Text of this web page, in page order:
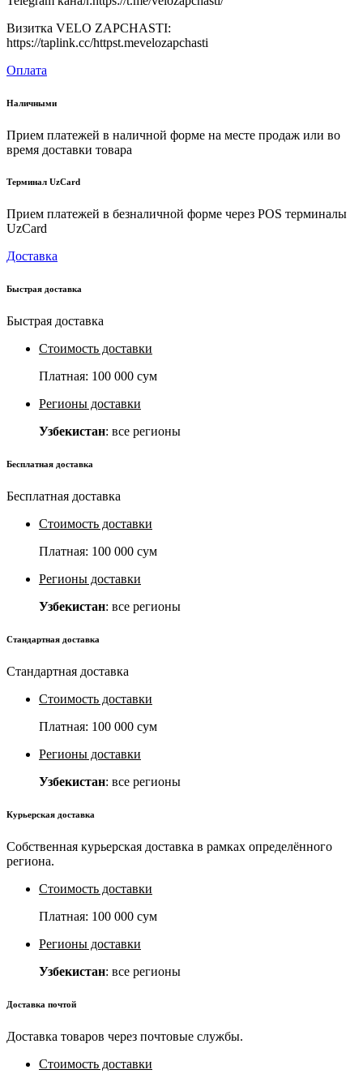
Визитка VELO ZAPCHASTI:
https://taplink.cc/httpst.mevelozapchasti
Оплата
Наличными
Прием платежей в наличной форме на месте продаж или во
время доставки товара
Терминал UzCard
Прием платежей в безналичной форме через POS терминалы
UzCard
Доставка
Быстрая доставка
Быстрая доставка
Стоимость доставки
Платная: 100 000 сум
Регионы доставки
Узбекистан: все регионы
Бесплатная доставка
Бесплатная доставка
Стоимость доставки
Платная: 100 000 сум
Регионы доставки
Узбекистан: все регионы
Стандартная доставка
Стандартная доставка
Стоимость доставки
Платная: 100 000 сум
Регионы доставки
Узбекистан: все регионы
Курьерская доставка
Собственная курьерская доставка в рамках определённого
региона.
Стоимость доставки
Платная: 100 000 сум
Регионы доставки
Узбекистан: все регионы
Доставка почтой
Доставка товаров через почтовые службы.
Стоимость доставки